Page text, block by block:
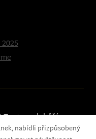
Tento web běží na
nabídli přizpůsobený